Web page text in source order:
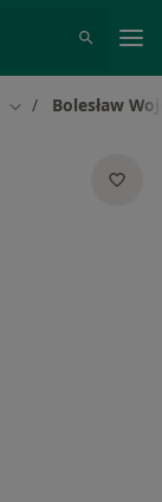
Zmień miasto
Bolesław